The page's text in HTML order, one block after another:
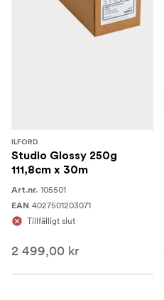
ILFORD
Studio Glossy 250g
111,8cm x 30m
Art.nr. 105501
EAN 4027501203071
Tillfälligt slut
2 499,00 kr